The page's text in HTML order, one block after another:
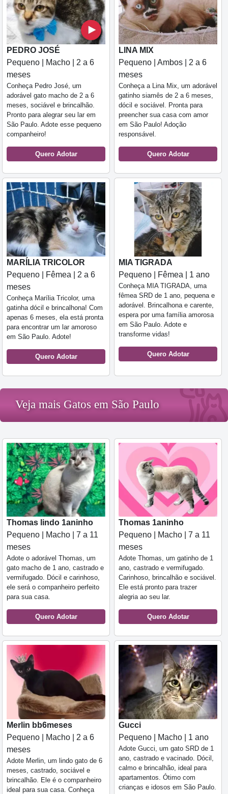
PEDRO JOSÉ
Pequeno | Macho | 2 a 6
meses
Conheça Pedro José, um
adorável gato macho de 2 a 6
meses, sociável e brincalhão.
Pronto para alegrar seu lar em
São Paulo. Adote esse pequeno
companheiro!
Quero Adotar
LINA MIX
Pequeno | Ambos | 2 a 6
meses
Conheça a Lina Mix, um adorável
gatinho siamês de 2 a 6 meses,
dócil e sociável. Pronta para
preencher sua casa com amor
em São Paulo! Adoção
responsável.
Quero Adotar
MARÍLIA TRICOLOR
Pequeno | Fêmea | 2 a 6
meses
Conheça Marília Tricolor, uma
gatinha dócil e brincalhona! Com
apenas 6 meses, ela está pronta
para encontrar um lar amoroso
em São Paulo. Adote!
Quero Adotar
MIA TIGRADA
Pequeno | Fêmea | 1 ano
Conheça MIA TIGRADA, uma
fêmea SRD de 1 ano, pequena e
adorável. Brincalhona e carente,
espera por uma família amorosa
em São Paulo. Adote e
transforme vidas!
Quero Adotar
Veja mais Gatos em São Paulo
Thomas lindo 1aninho
Pequeno | Macho | 7 a 11
meses
Adote o adorável Thomas, um
gato macho de 1 ano, castrado e
vermifugado. Dócil e carinhoso,
ele será o companheiro perfeito
para sua casa.
Quero Adotar
Thomas 1aninho
Pequeno | Macho | 7 a 11
meses
Adote Thomas, um gatinho de 1
ano, castrado e vermifugado.
Carinhoso, brincalhão e sociável.
Ele está pronto para trazer
alegria ao seu lar.
Quero Adotar
Merlin bb6meses
Pequeno | Macho | 2 a 6
meses
Adote Merlin, um lindo gato de 6
meses, castrado, sociável e
brincalhão. Ele é o companheiro
ideal para sua casa. Conheça
Gucci
Pequeno | Macho | 1 ano
Adote Gucci, um gato SRD de 1
ano, castrado e vacinado. Dócil,
calmo e brincalhão, ideal para
apartamentos. Ótimo com
crianças e idosos em São Paulo.